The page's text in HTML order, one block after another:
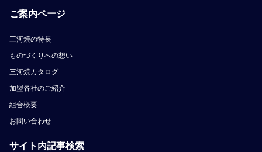
ご案内ページ
三河焼の特長
ものづくりへの想い
三河焼カタログ
加盟各社のご紹介
組合概要
お問い合わせ
サイト内記事検索